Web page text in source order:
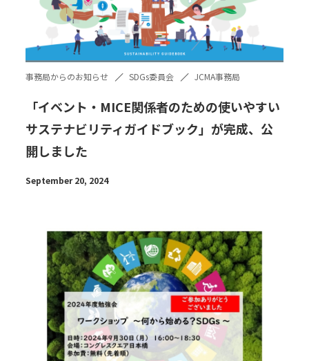
事務局からのお知らせ SDGs委員会 JCMA事務局
「イベント・MICE関係者のための使いやすい
サステナビリティガイドブック」が完成、公
開しました
September 20, 2024